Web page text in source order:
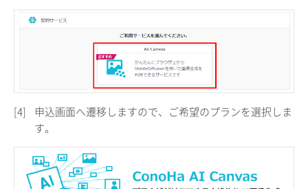
[4]
申込画面へ遷移しますので、ご希望のプランを選択しま
す。